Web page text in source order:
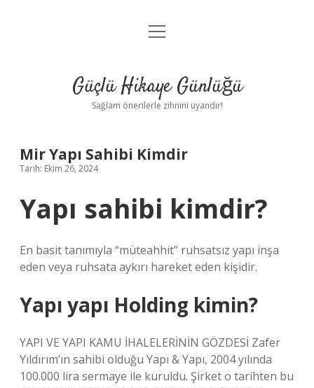
Anasayfa
Yasal Uyarı
menüyü
Güçlü Hikaye Günlüğü
Sağlam önerilerle zihnini uyandır!
Mir Yapı Sahibi Kimdir
Tarih: Ekim 26, 2024
Yapı sahibi kimdir?
En basit tanımıyla “müteahhit” ruhsatsız yapı inşa
eden veya ruhsata aykırı hareket eden kişidir.
Yapı yapı Holding kimin?
YAPI VE YAPI KAMU İHALELERİNİN GÖZDESİ Zafer
Yıldırım’ın sahibi olduğu Yapı & Yapı, 2004 yılında
100.000 lira sermaye ile kuruldu. Şirket o tarihten bu